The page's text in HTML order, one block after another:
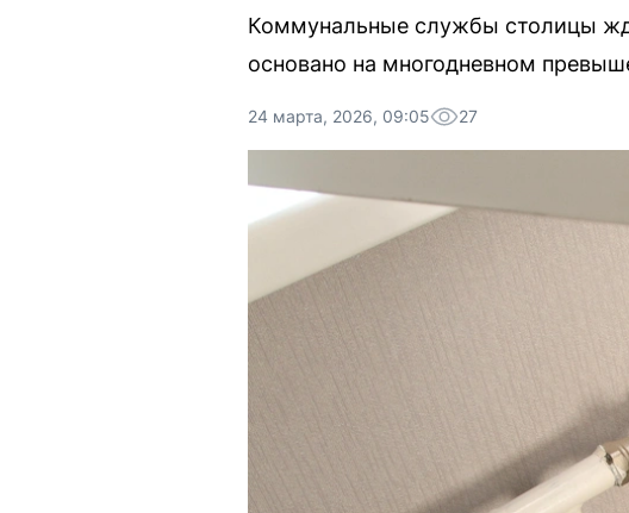
Коммунальные службы столицы
основано на многодневном
24 марта, 2026, 09:05 27